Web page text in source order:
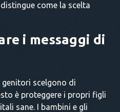
come la scelta
i messaggi di
scelgono di
è proteggere i propri figli
sane. I bambini e gli